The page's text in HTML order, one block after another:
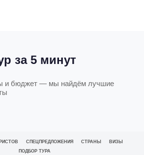
за 5 минут
и бюджет — мы найдём лучшие
СПЕЦПРЕДЛОЖЕНИЯ СТРАНЫ
ВИЗЫ
ПОДБОР ТУРА